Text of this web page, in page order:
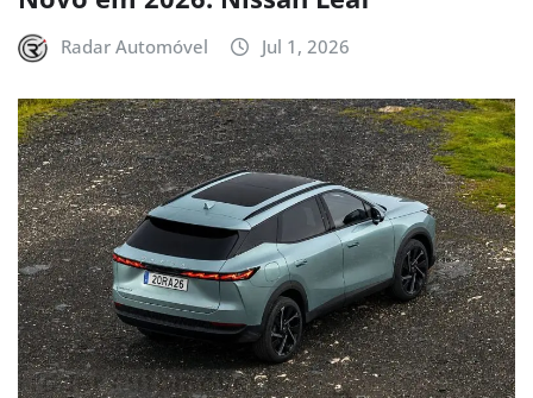
Radar Automóvel Jul 1, 2026